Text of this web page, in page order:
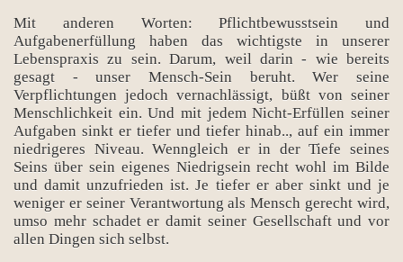
Mit anderen Worten: Pflichtbewusstsein und
Aufgabenerfüllung haben das wichtigste in unserer
Lebenspraxis zu sein. Darum, weil darin - wie bereits
gesagt - unser Mensch-Sein beruht. Wer seine
Verpflichtungen jedoch vernachlässigt, büßt von seiner
Menschlichkeit ein. Und mit jedem Nicht-Erfüllen seiner
Aufgaben sinkt er tiefer und tiefer hinab.., auf ein immer
niedrigeres Niveau. Wenngleich er in der Tiefe seines
Seins über sein eigenes Niedrigsein recht wohl im Bilde
und damit unzufrieden ist. Je tiefer er aber sinkt und je
weniger er seiner Verantwortung als Mensch gerecht wird,
umso mehr schadet er damit seiner Gesellschaft und vor
allen Dingen sich selbst.